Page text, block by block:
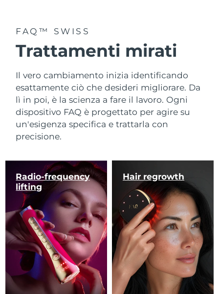
FAQ™ SWISS
Trattamenti mirati
Il vero cambiamento inizia identificando
esattamente ciò che desideri migliorare. Da
lì in poi, è la scienza a fare il lavoro. Ogni
dispositivo FAQ è progettato per agire su
un'esigenza specifica e trattarla con
precisione.
Radio-frequency
lifting
Hair regrowth